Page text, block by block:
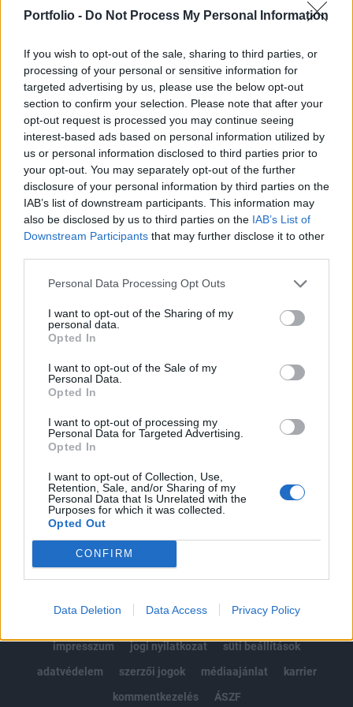
Portfolio - Do Not Process My Personal Information
If you wish to opt-out of the sale, sharing to third parties, or
processing of your personal or sensitive information for
targeted advertising by us, please use the below opt-out
section to confirm your selection. Please note that after your
opt-out request is processed you may continue seeing
interest-based ads based on personal information utilized by
us or personal information disclosed to third parties prior to
your opt-out. You may separately opt-out of the further
disclosure of your personal information by third parties on the
IAB’s list of downstream participants. This information may
also be disclosed by us to third parties on the IAB’s List of
Downstream Participants that may further disclose it to other
Personal Data Processing Opt Outs
I want to opt-out of the Sharing of my
personal data.
Opted In
I want to opt-out of the Sale of my
Personal Data.
Opted In
I want to opt-out of processing my
Personal Data for Targeted Advertising.
Opted In
I want to opt-out of Collection, Use,
Retention, Sale, and/or Sharing of my
Personal Data that Is Unrelated with the
Purposes for which it was collected.
Opted Out
CONFIRM
Data Deletion Data Access Privacy Policy
miniszterelnök-helyettes hétfőn.
Back to Europe 2026Az áprilisi választások után
visszakerült az európai térképre Magyarország, a kormány
kiemelt célja az uniós források hazahozatala, illetve
hosszabb távon az euró bevezetése. Milyen utat kell
bejárnia Magyarországnak addig és mekkora lökést
adhatnak az uniós pénzek a gazdaságnak? Ezzel a
kérdéssel foglalkozik a Portfolio konferenciája, mely
szakértőkkel...
KEDVES OLVASÓNK!
tartozik, melynek olvasása előfizetéses
regisztrációhoz kötött.
Az előfizetés a következőket tartalmazza:
Portfolio.hu teljes cikkarchívum
Kötéslisták: BÉT elmúlt 2 év napon belüli
kötéslistái
Előfizetés
MÁR ELŐFIZETŐNK VAGY?BEJELENTKEZÉS
impresszum
jogi nyilatkozat
süti beállítások
adatvédelem
szerzői jogok médiaajánlat
karrier
kommentkezelés
ÁSZF